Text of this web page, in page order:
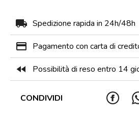
local_shipping Spedizione rapida in 24h/48h
payment Pagamento con carta di
fast_rewind Possibilità di reso entro 14
CONDIVIDI